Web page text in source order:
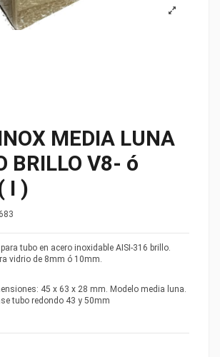
MEDIA LUNA
BRILLO V8- ó
I )
tubo en acero inoxidable AISI-316 brillo.
vidrio de 8mm ó 10mm.
45 x 63 x 28 mm. Modelo media luna.
tubo redondo 43 y 50mm